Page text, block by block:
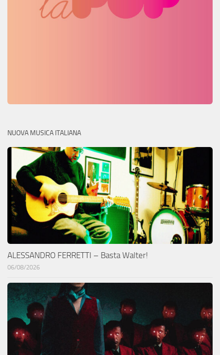
NUOVA MUSICA ITALIANA
ALESSANDRO FERRETTI – Basta Walter!
06/08/2026